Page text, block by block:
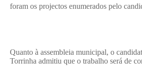
foram os projectos enumerados pelo
Quanto à assembleia municipal, o
Torrinha admitiu que o trabalho será de